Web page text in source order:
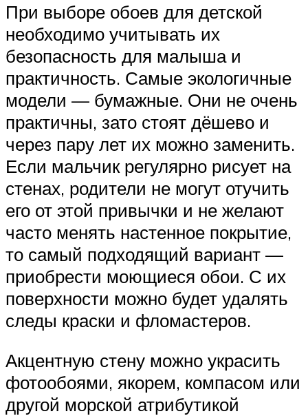
При выборе обоев для детской
необходимо учитывать их
безопасность для малыша и
практичность. Самые экологичные
модели — бумажные. Они не очень
практичны, зато стоят дёшево и
через пару лет их можно заменить.
Если мальчик регулярно рисует на
стенах, родители не могут отучить
его от этой привычки и не желают
часто менять настенное покрытие,
то самый подходящий вариант —
приобрести моющиеся обои. С их
поверхности можно будет удалять
следы краски и фломастеров.
Акцентную стену можно украсить
фотообоями, якорем, компасом или
другой морской атрибутикой